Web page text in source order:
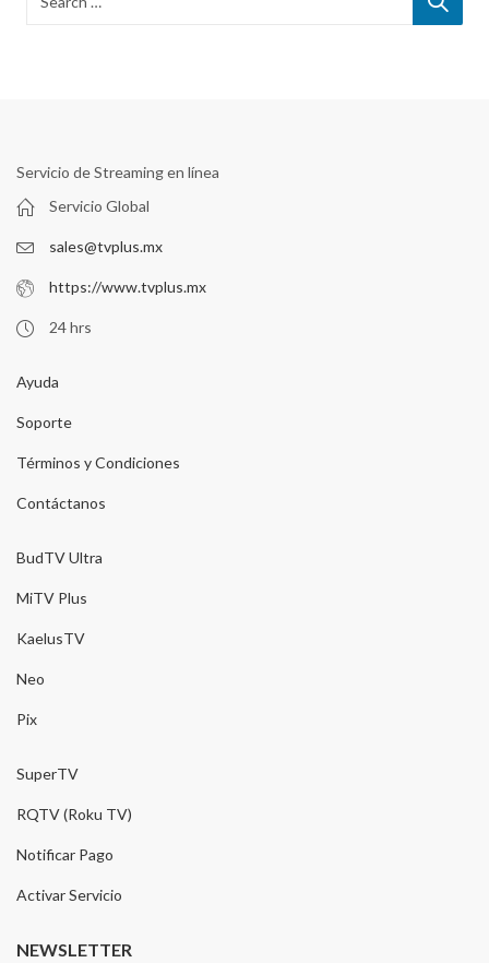
Servicio de Streaming en línea
Servicio Global
sales@tvplus.mx
https://www.tvplus.mx
24 hrs
Ayuda
Soporte
Términos y Condiciones
Contáctanos
BudTV Ultra
MiTV Plus
KaelusTV
Neo
Pix
SuperTV
RQTV (Roku TV)
Notificar Pago
Activar Servicio
NEWSLETTER